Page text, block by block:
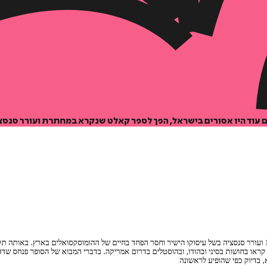
₪29
עוד היו אסורים בישראל, הפך לספר קאלט שנקרא במחתרת ועורר
. הספר ראה אור בשנת 1978 ועורר סנסציה בשל עיסוקו הישיר וחסר הפחד בחיים של ההומוסקסואלים
בחושות בסיני ובהודו, ובהוסטלים בדרום אמריקה. בדברי המבוא של הסופר פנחס
כפי שהופיע לראשונה